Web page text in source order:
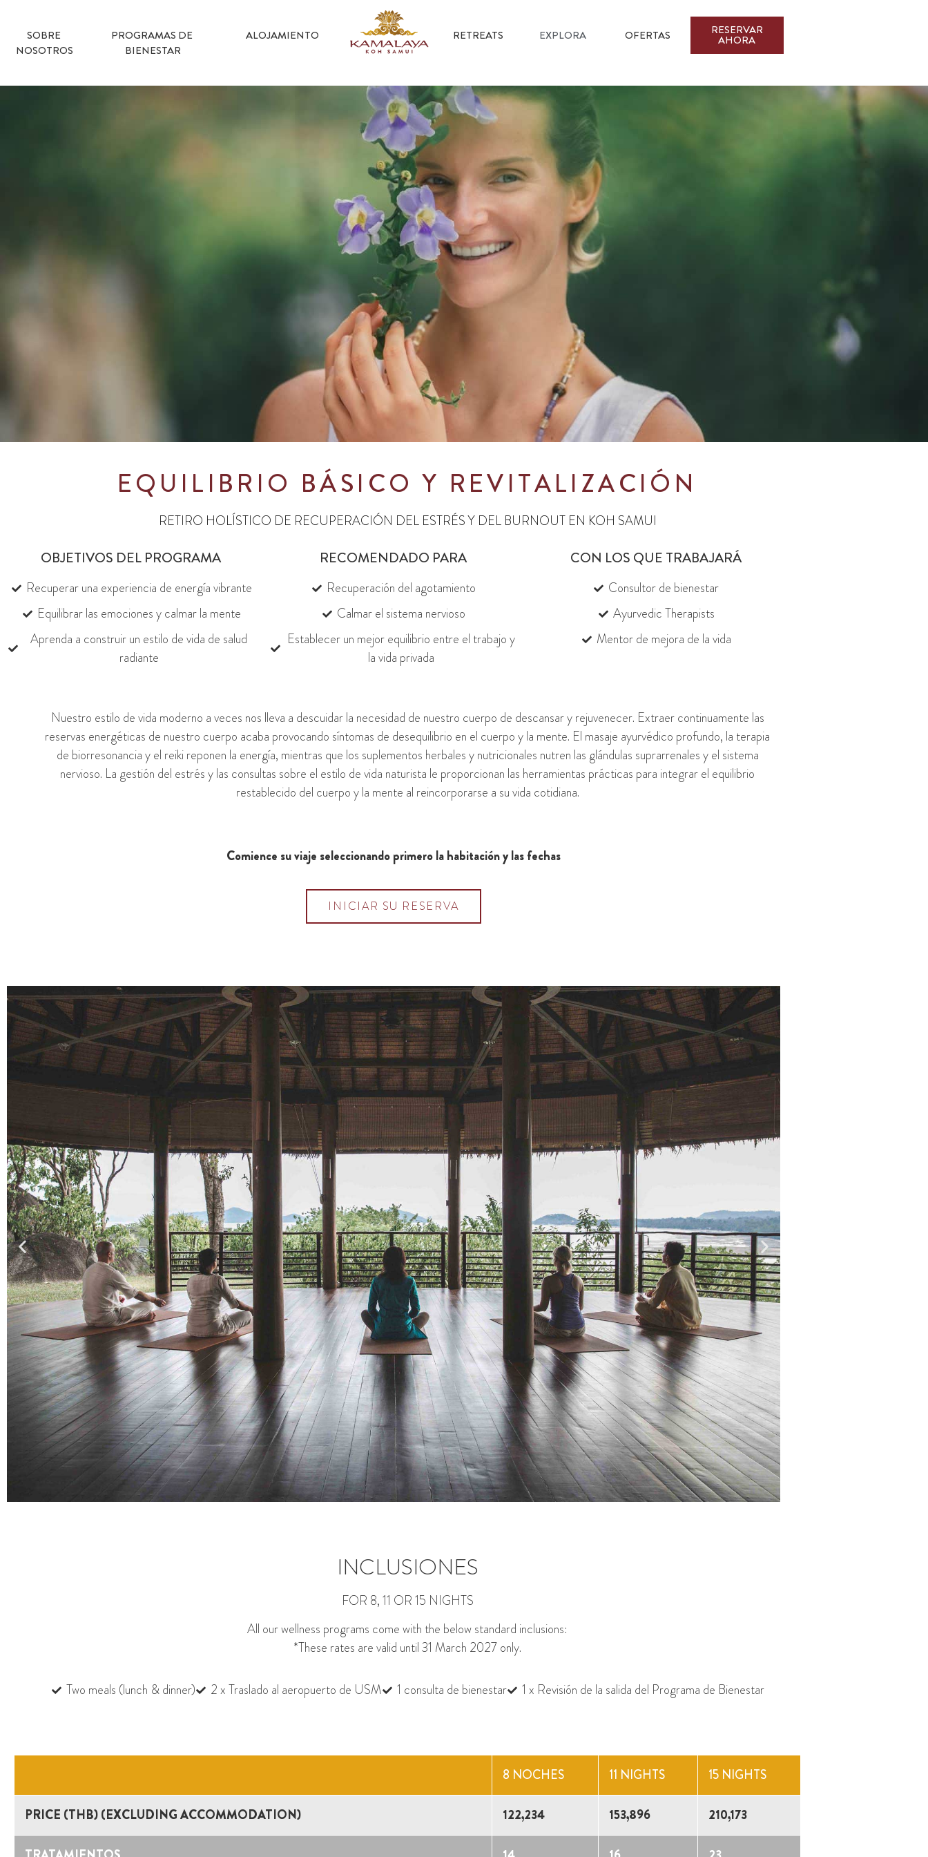
SOBRE
NOSOTROS
PROGRAMAS DE
BIENESTAR
ALOJAMIENTO RETREATS EXPLORA OFERTAS RESERVAR
AHORA
EQUILIBRIO BÁSICO Y REVITALIZACIÓN
RETIRO HOLÍSTICO DE RECUPERACIÓN DEL ESTRÉS Y DEL BURNOUT EN KOH SAMUI
OBJETIVOS DEL PROGRAMA
Recuperar una experiencia de energía vibrante
Equilibrar las emociones y calmar la mente
Aprenda a construir un estilo de vida de salud
radiante
RECOMENDADO PARA
Recuperación del agotamiento
Calmar el sistema nervioso
Establecer un mejor equilibrio entre el trabajo y
la vida privada
CON LOS QUE TRABAJARÁ
Consultor de bienestar
Ayurvedic Therapists
Mentor de mejora de la vida
Nuestro estilo de vida moderno a veces nos lleva a descuidar la necesidad de nuestro cuerpo de descansar y rejuvenecer. Extraer continuamente las
reservas energéticas de nuestro cuerpo acaba provocando síntomas de desequilibrio en el cuerpo y la mente. El masaje ayurvédico profundo, la terapia
de biorresonancia y el reiki reponen la energía, mientras que los suplementos herbales y nutricionales nutren las glándulas suprarrenales y el sistema
nervioso. La gestión del estrés y las consultas sobre el estilo de vida naturista le proporcionan las herramientas prácticas para integrar el equilibrio
restablecido del cuerpo y la mente al reincorporarse a su vida cotidiana.
Comience su viaje seleccionando primero la habitación y las fechas
INICIAR SU RESERVA
INCLUSIONES
FOR 8, 11 OR 15 NIGHTS
All our wellness programs come with the below standard inclusions:
*These rates are valid until 31 March 2027 only.
Two meals (lunch & dinner) 2 x Traslado al aeropuerto de USM 1 consulta de bienestar 1 x Revisión de la salida del Programa de Bienestar
8 NOCHES 11 NIGHTS 15 NIGHTS
PRICE (THB) (EXCLUDING ACCOMMODATION) 122,234 153,896 210,173